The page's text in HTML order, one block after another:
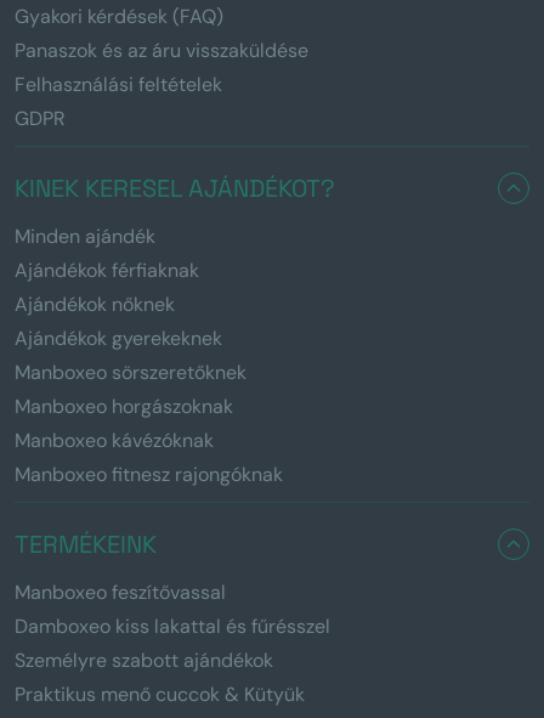
Gyakori kérdések (FAQ)
Panaszok és az áru visszaküldése
Felhasználási feltételek
GDPR
KINEK KERESEL AJÁNDÉKOT?
Minden ajándék
Ajándékok férfiaknak
Ajándékok nőknek
Ajándékok gyerekeknek
Manboxeo sörszeretőknek
Manboxeo horgászoknak
Manboxeo kávézóknak
Manboxeo fitnesz rajongóknak
TERMÉKEINK
Manboxeo feszítővassal
Damboxeo kiss lakattal és fűrésszel
Személyre szabott ajándékok
Praktikus menő cuccok & Kütyük